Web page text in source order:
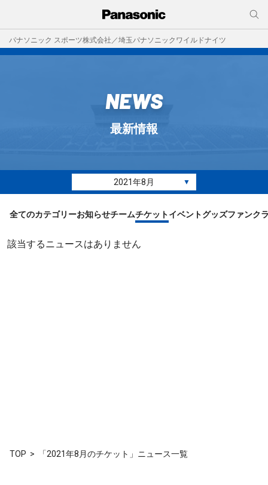
パナソニック スポーツ株式会社／埼玉パナソニックワイルドナイツ
NEWS
最新情報
2021年8月 ▼
全てのカテゴリーお知らせチームチケットイベントグッズファンク
該当するニュースはありません
TOP 「2021年8月のチケット」ニュース一覧